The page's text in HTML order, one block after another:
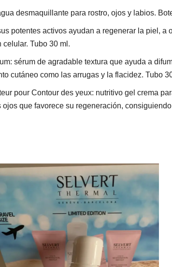
desmaquillante para rostro, ojos y labios.
potentes activos ayudan a regenerar la piel, a
Tubo 30 ml.
sérum de agradable textura que ayuda a
cutáneo como las arrugas y la flacidez. Tubo
pour Contour des yeux: nutritivo gel crema
ojos que favorece su regeneración,